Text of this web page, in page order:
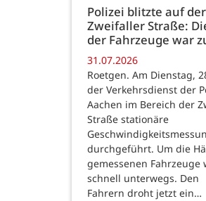
Polizei blitzte auf der
Zweifaller Straße:
der Fahrzeuge war
31.07.2026
Roetgen. Am Dienstag,
der Verkehrsdienst der
Aachen im Bereich der
Straße stationäre
durchgeführt. Um die
gemessenen Fahrzeuge
schnell unterwegs. Den
Fahrern droht jetzt ein…